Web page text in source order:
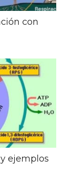
con
ejemplos